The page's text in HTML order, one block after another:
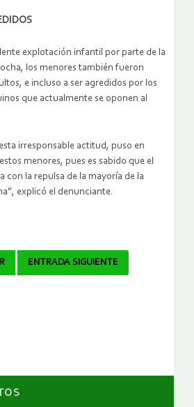
explotación infantil por parte de la
los menores también fueron
e incluso a ser agredidos por los
que actualmente se oponen al
irresponsable actitud, puso en
menores, pues es sabido que el
con la repulsa de la mayoría de la
explicó el denunciante.
ENTRADA SIGUIENTE